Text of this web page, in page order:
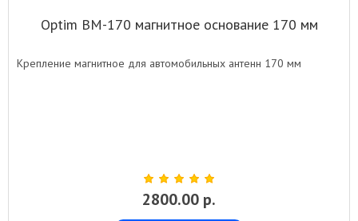
Optim BM-170 магнитное основание 170 мм
Крепление магнитное для автомобильных антенн 170 мм
2800.00 р.